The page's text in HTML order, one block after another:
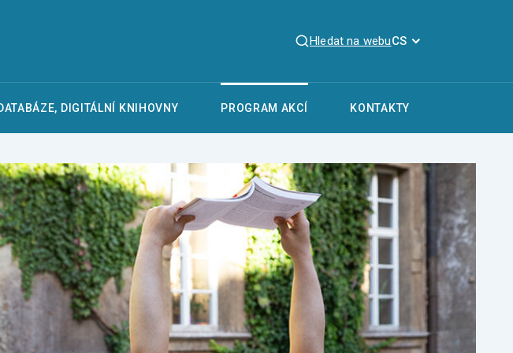
Hledat na webuCS
DIGITÁLNÍ KNIHOVNY PROGRAM AKCÍ KONTAKTY